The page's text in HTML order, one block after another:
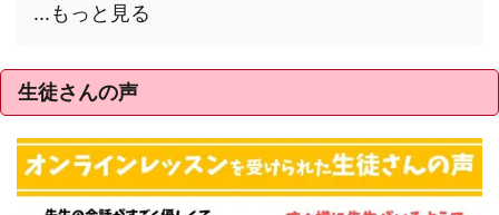
...もっと見る
生徒さんの声